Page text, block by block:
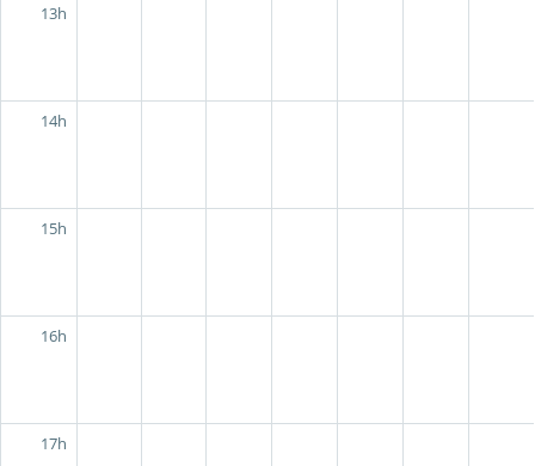
13h
14h
15h
16h
17h